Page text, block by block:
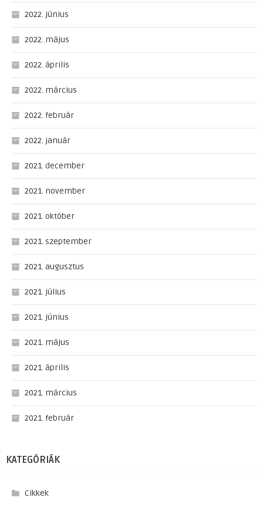
2022. június
2022. május
2022. április
2022. március
2022. február
2022. január
2021. december
2021. november
2021. október
2021. szeptember
2021. augusztus
2021. július
2021. június
2021. május
2021. április
2021. március
2021. február
KATEGÓRIÁK
Cikkek